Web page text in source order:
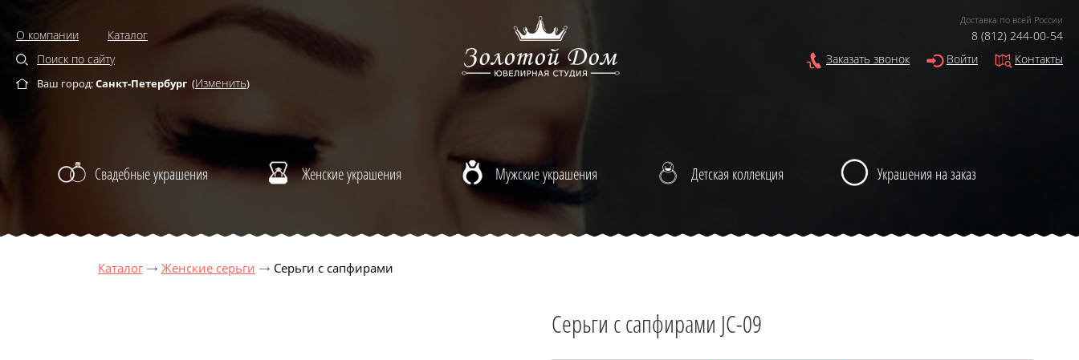
О компании
Каталог
Поиск по сайту
Ваш город:Санкт-Петербург (Изменить)
Доставка по всей России
8 (812) 244-00-54
Заказать звонок
Войти Контакты
Свадебные украшения Женские украшения Мужские украшения Детская коллекция Украшения на заказ
Каталог Женские серьги Серьги с сапфирами
Серьги с сапфирами JC-09